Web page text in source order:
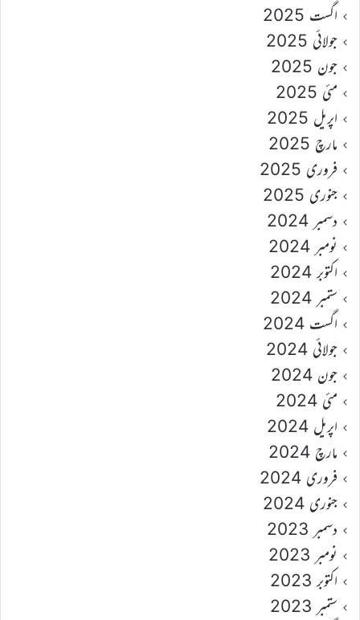
اگست 2025
جولائی 2025
جون 2025
مئی 2025
اپریل 2025
مارچ 2025
فروری 2025
جنوری 2025
دسمبر 2024
نومبر 2024
اکتوبر 2024
ستمبر 2024
اگست 2024
جولائی 2024
جون 2024
مئی 2024
اپریل 2024
مارچ 2024
فروری 2024
جنوری 2024
دسمبر 2023
نومبر 2023
اکتوبر 2023
ستمبر 2023